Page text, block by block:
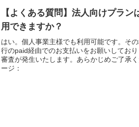
【よくある質問】法人向けプラン
用できますか？
はい。個人事業主様でも利用可能です。そ
行のpaid経由でのお支払いをお願いしてお
審査が発生いたします。あらかじめご了承
ージ：